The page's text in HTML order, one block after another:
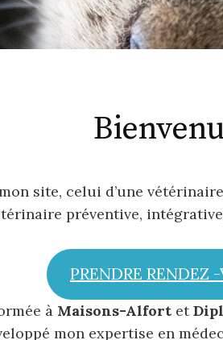
site, celui d’une
préventive,
PRENDRE RENDEZ
à Maisons-Alfort et
mon expertise en